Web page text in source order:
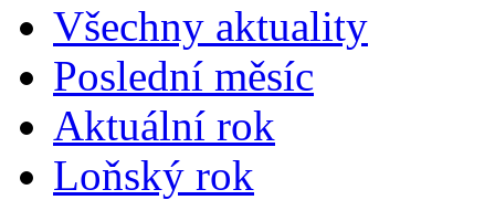
Všechny aktuality
Poslední měsíc
Aktuální rok
Loňský rok